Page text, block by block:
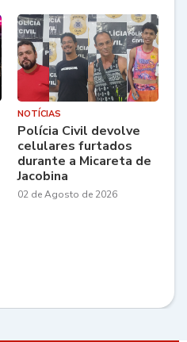
NOTÍCIAS
Polícia Civil devolve
celulares furtados
durante a Micareta de
Jacobina
02 de Agosto de 2026